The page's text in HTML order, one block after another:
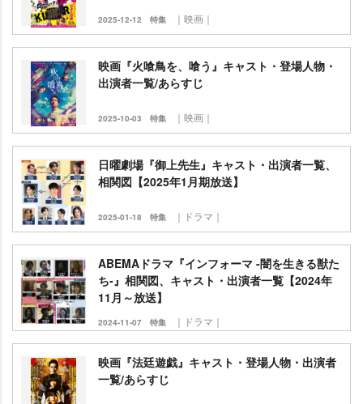
2025-12-12 特集 ｜映画｜
映画『火喰鳥を、喰う』キャスト・登場人物・
出演者一覧/あらすじ
2025-10-03 特集 ｜映画｜
日曜劇場『御上先生』キャスト・出演者一覧、
相関図【2025年1月期放送】
2025-01-18 特集 ｜ドラマ｜
ABEMAドラマ『インフォーマ -闇を生きる獣た
ち-』相関図、キャスト・出演者一覧【2024年
11月～放送】
2024-11-07 特集 ｜ドラマ｜
映画『法廷遊戯』キャスト・登場人物・出演者
一覧/あらすじ